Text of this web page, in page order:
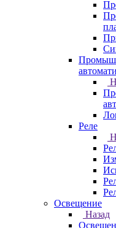
Реле
Освещение
Назад